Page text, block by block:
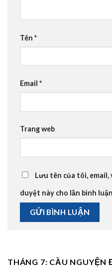
Tên *
Email *
Trang web
Lưu tên của tôi,
duyệt này cho lần bình
THÁNG 7: CẦU NGUYỆN